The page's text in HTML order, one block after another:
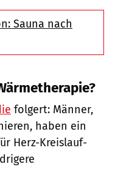
Sauna nach
folgert: Männer,
haben ein
Herz-Kreislauf-